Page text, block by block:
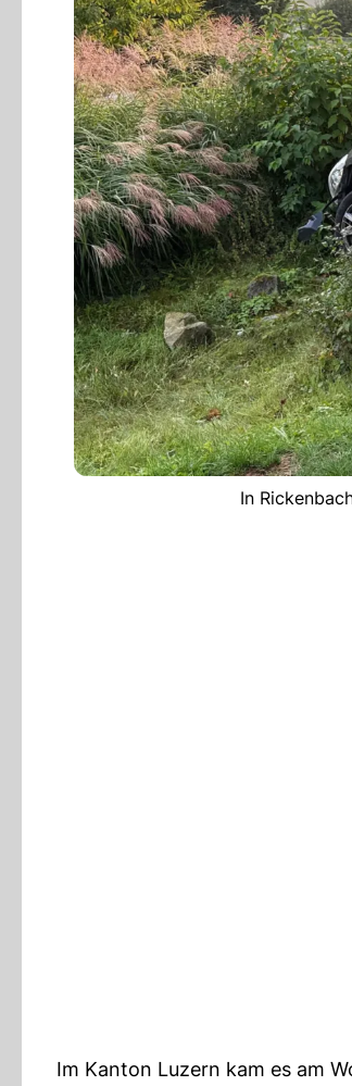
In
Im Kanton Luzern kam es am